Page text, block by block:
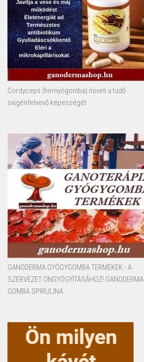
Cordyceps (hernyógomba) növeli a tüdő
oxigénfelvevő képességét
GANODERMA GYÓGYGOMBA TERMÉKEK - A
SZERVEZET ÖNGYÓGYÍTÁSÁHOZ! GANODERMA
GOMBA SPIRULINA